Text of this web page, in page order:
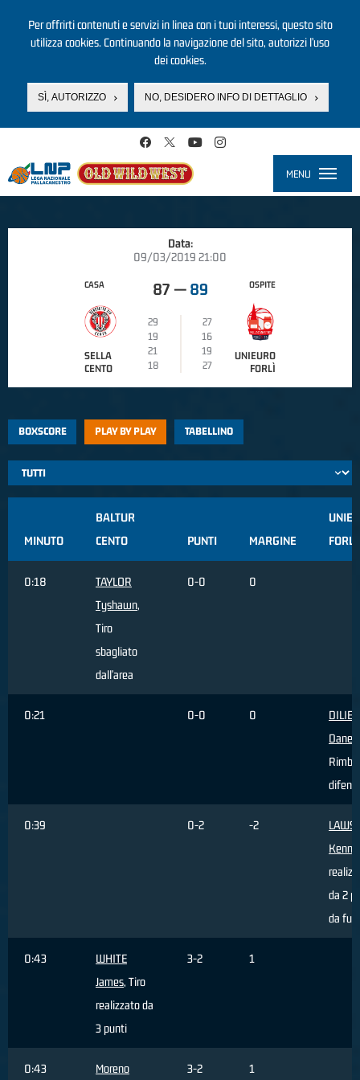
Per offrirti contenuti e servizi in linea con i tuoi interessi, questo sito
utilizza cookies. Continuando la navigazione del sito, autorizzi l’uso
dei cookies.
SÌ, AUTORIZZO NO, DESIDERO INFO DI DETTAGLIO
MENU
Data:
09/03/2019 21:00
CASA
SELLA
CENTO
87 — 89
29
27
19
16
21
19
18
27
OSPITE
UNIEURO
FORLÌ
BOXSCORE PLAY BY PLAY TABELLINO
MINUTO
BALTUR
CENTO
PUNTI MARGINE
FORLÌ
0:18
TAYLOR
Tyshawn,
Tiro
sbagliato
dall'area
0-0 0
0:21 0-0 0
Dane
0:39 0-2 -2
Kenny
da 2
da
0:43
WHITE
James, Tiro
realizzato da
3 punti
3-2 1
0:43
Moreno
3-2 1